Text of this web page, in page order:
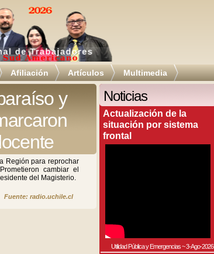
Afiliación Artículos Multimedia
y
Región para reprochar
cambiar el
del Magisterio.
Fuente: radio.uchile.cl
Noticias
Actualización de la
situación por sistema
frontal
Utilidad Pública y Emergencias~3-Ago-2026